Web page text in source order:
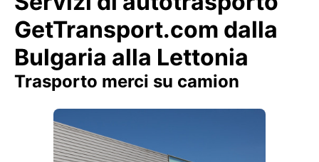
GetTransport.com dalla
Bulgaria alla Lettonia
Trasporto merci su camion